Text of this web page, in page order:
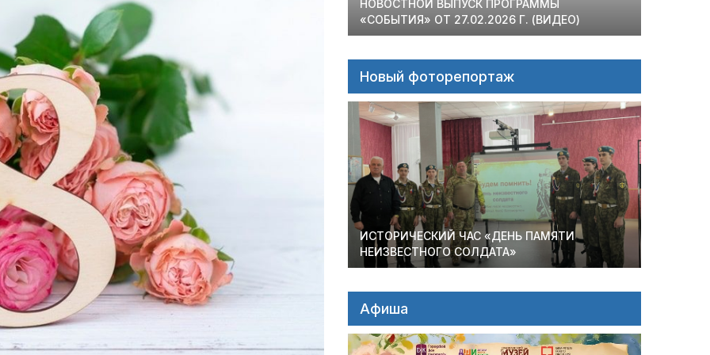
НОВОСТНОЙ ВЫПУСК ПРОГРАММЫ
«СОБЫТИЯ» ОТ 27.02.2026 Г. (ВИДЕО)
Новый фоторепортаж
ИСТОРИЧЕСКИЙ ЧАС «ДЕНЬ ПАМЯТИ
НЕИЗВЕСТНОГО СОЛДАТА»
Афиша